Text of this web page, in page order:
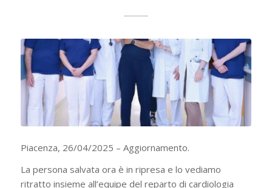
Piacenza, 26/04/2025 – Aggiornamento.
La persona salvata ora è in ripresa e lo vediamo
ritratto insieme all’equipe del reparto di cardiologia